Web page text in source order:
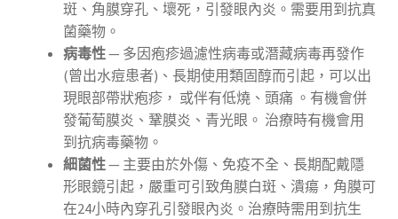
斑、角膜穿孔、壞死，引發眼內炎。需要用到抗真
菌藥物。
病毒性— 多因疱疹過濾性病毒或潛藏病毒再發作
(曾出水痘患者)、長期使用類固醇而引起，可以出
現眼部帶狀疱疹， 或伴有低燒、頭痛 。有機會併
發葡萄膜炎、鞏膜炎、青光眼。 治療時有機會用
到抗病毒藥物。
細菌性— 主要由於外傷、免疫不全、長期配戴隱
形眼鏡引起，嚴重可引致角膜白斑、潰瘍，角膜可
在24小時內穿孔引發眼內炎。治療時需用到抗生